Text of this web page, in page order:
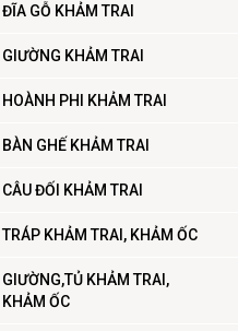
ĐĨA GỖ KHẢM TRAI
GIƯỜNG KHẢM TRAI
HOÀNH PHI KHẢM TRAI
BÀN GHẾ KHẢM TRAI
CÂU ĐỐI KHẢM TRAI
TRÁP KHẢM TRAI, KHẢM ỐC
GIƯỜNG,TỦ KHẢM TRAI,
KHẢM ỐC